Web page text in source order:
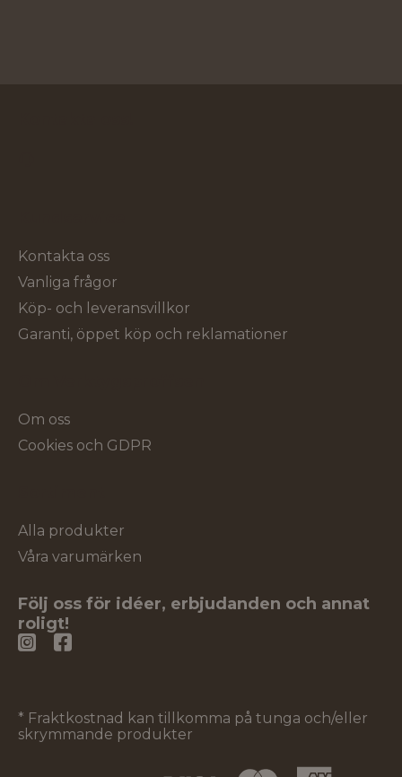
Kontakta oss
Vanliga frågor
Köp- och leveransvillkor
Garanti, öppet köp och reklamationer
Om oss
Cookies och GDPR
Alla produkter
Våra varumärken
Följ oss för idéer, erbjudanden och annat
roligt!
* Fraktkostnad kan tillkomma på tunga och/eller
skrymmande produkter